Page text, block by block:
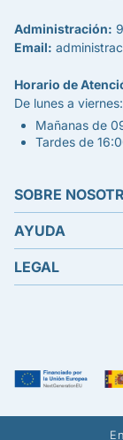
Administración:
Email:
Horario de
De lunes a viernes:
Mañanas de
Tardes de
SOBRE
AYUDA
LEGAL